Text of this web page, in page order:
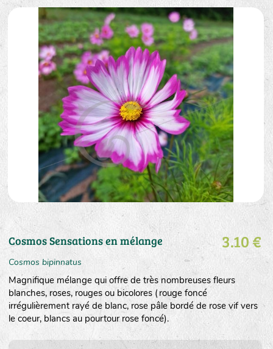
Cosmos Sensations en mélange
Cosmos bipinnatus
3.10 €
Magnifique mélange qui offre de très nombreuses fleurs
blanches, roses, rouges ou bicolores (rouge foncé
irrégulièrement rayé de blanc, rose pâle bordé de rose vif vers
le coeur, blancs au pourtour rose foncé).